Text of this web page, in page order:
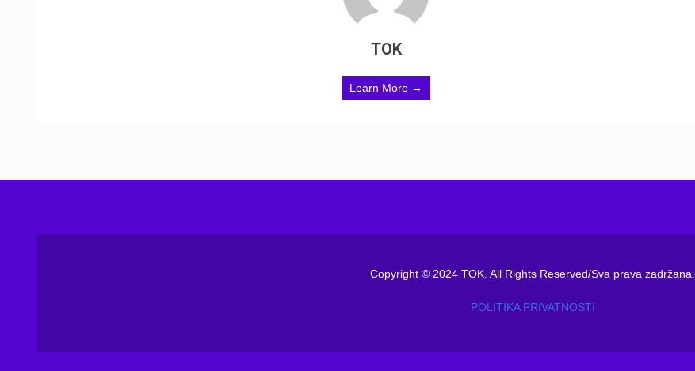
TOK
Learn More →
Copyright © 2024 TOK. All Rights Reserved/Sva prava zadržana.
POLITIKA PRIVATNOSTI